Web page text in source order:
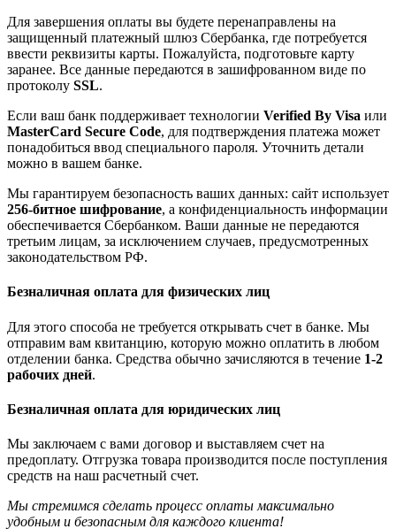
Для завершения оплаты вы будете перенаправлены на
защищенный платежный шлюз Сбербанка, где потребуется
ввести реквизиты карты. Пожалуйста, подготовьте карту
заранее. Все данные передаются в зашифрованном виде по
протоколу SSL.
Если ваш банк поддерживает технологии Verified By Visa или
MasterCard Secure Code, для подтверждения платежа может
понадобиться ввод специального пароля. Уточнить детали
можно в вашем банке.
Мы гарантируем безопасность ваших данных: сайт использует
256-битное шифрование, а конфиденциальность информации
обеспечивается Сбербанком. Ваши данные не передаются
третьим лицам, за исключением случаев, предусмотренных
законодательством РФ.
Безналичная оплата для физических лиц
Для этого способа не требуется открывать счет в банке. Мы
отправим вам квитанцию, которую можно оплатить в любом
отделении банка. Средства обычно зачисляются в течение 1-2
рабочих дней.
Безналичная оплата для юридических лиц
Мы заключаем с вами договор и выставляем счет на
предоплату. Отгрузка товара производится после поступления
средств на наш расчетный счет.
Мы стремимся сделать процесс оплаты максимально
удобным и безопасным для каждого клиента!